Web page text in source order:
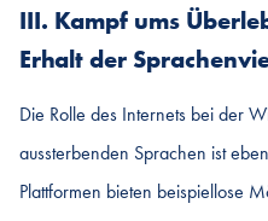
III. Kampf ums
Erhalt der
Die Rolle des Internets bei der
aussterbenden Sprachen ist
Plattformen bieten beispiellose